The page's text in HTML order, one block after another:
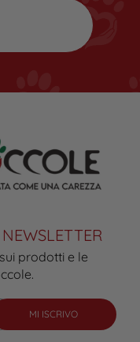
prodotti e le
MI ISCRIVO